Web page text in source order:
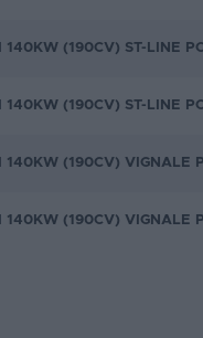
140KW (190CV) ST-LINE
140KW (190CV) ST-LINE
140KW (190CV) VIGNALE
140KW (190CV) VIGNALE